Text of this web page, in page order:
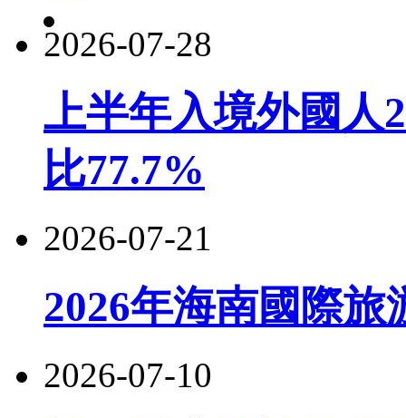
2026-07-28
上半年入境外國人
比77.7%
2026-07-21
2026年海南國際
2026-07-10